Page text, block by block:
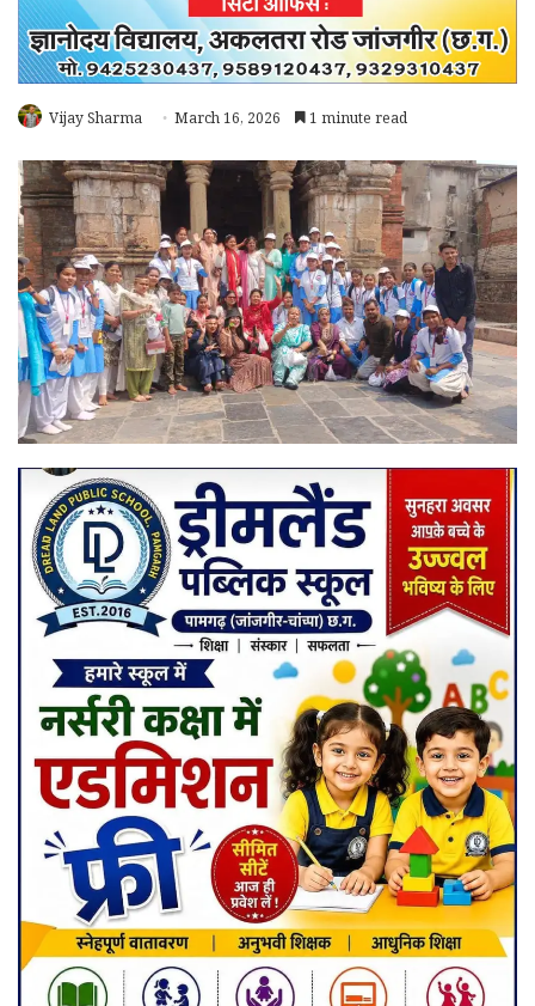
Vijay Sharma March 16, 2026 1 minute read